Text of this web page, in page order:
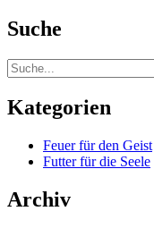
Suche
Suche
Kategorien
Feuer für den Geist
Futter für die Seele
Archiv